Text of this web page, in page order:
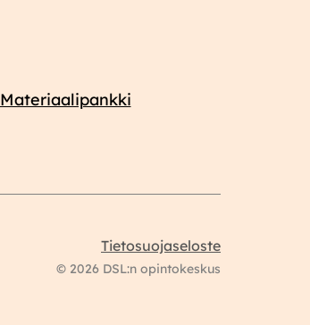
Materiaalipankki
© 2026 DSL:n opintokeskus
Tietosuojaseloste